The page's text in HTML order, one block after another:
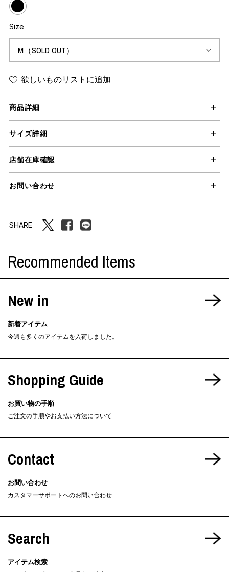
Size
欲しいものリストに追加
商品詳細
サイズ詳細
店舗在庫確認
お問い合わせ
SHARE
Recommended Items
New in
新着アイテム
今週も多くのアイテムを入荷しました。
Shopping Guide
お買い物の手順
ご注文の手順やお支払い方法について
Contact
お問い合わせ
カスタマーサポートへのお問い合わせ
Search
アイテム検索